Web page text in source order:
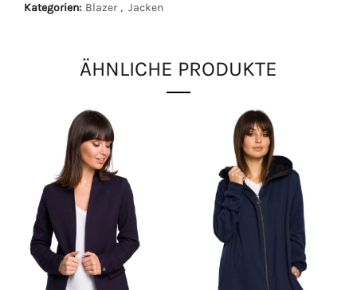
Kategorien: Blazer , Jacken
ÄHNLICHE PRODUKTE